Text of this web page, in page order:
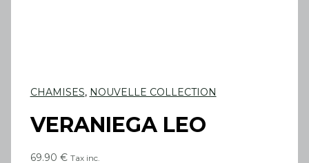
CHAMISES, NOUVELLE COLLECTION
VERANIEGA LEO
69.90 € Tax inc.